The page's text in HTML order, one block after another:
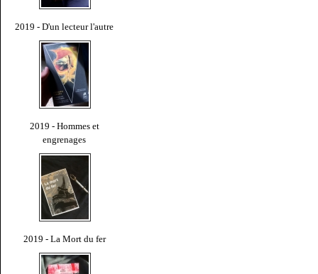
2019 - D'un lecteur l'autre
2019 - Hommes et
engrenages
2019 - La Mort du fer